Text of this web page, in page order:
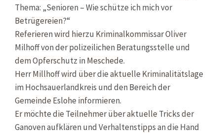
Thema: „Senioren – Wie schütze ich mich vor
Betrügereien?“
Referieren wird hierzu Kriminalkommissar Oliver
Milhoff von der polizeilichen Beratungsstelle und
dem Opferschutz in Meschede.
Herr Millhoff wird über die aktuelle Kriminalitätslage
im Hochsauerlandkreis und den Bereich der
Gemeinde Eslohe informieren.
Er möchte die Teilnehmer über aktuelle Tricks der
Ganoven aufklären und Verhaltenstipps an die Hand